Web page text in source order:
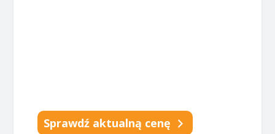
Sprawdź aktualną cenę